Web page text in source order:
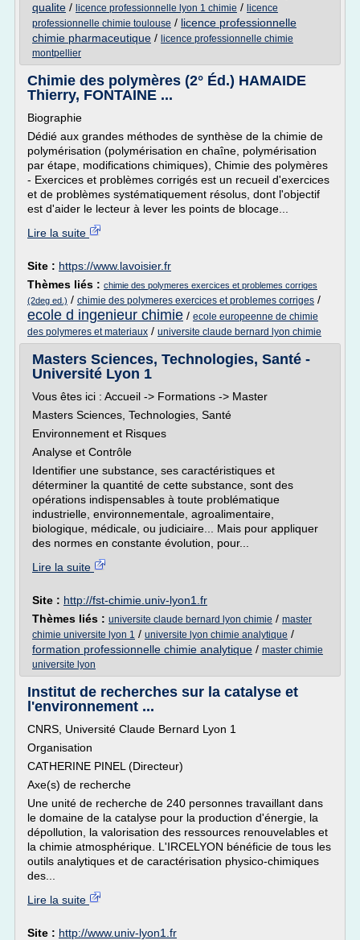
qualite / licence professionnelle lyon 1 chimie / licence
professionnelle chimie toulouse / licence professionnelle
chimie pharmaceutique / licence professionnelle chimie
montpellier
Chimie des polymères (2° Éd.) HAMAIDE
Thierry, FONTAINE ...
Biographie
Dédié aux grandes méthodes de synthèse de la chimie de
polymérisation (polymérisation en chaîne, polymérisation
par étape, modifications chimiques), Chimie des polymères
- Exercices et problèmes corrigés est un recueil d'exercices
et de problèmes systématiquement résolus, dont l'objectif
est d'aider le lecteur à lever les points de blocage...
Lire la suite
Site : https://www.lavoisier.fr
Thèmes liés : chimie des polymeres exercices et problemes corriges
(2deg ed.) / chimie des polymeres exercices et problemes corriges /
ecole d ingenieur chimie / ecole europeenne de chimie
des polymeres et materiaux / universite claude bernard lyon chimie
Masters Sciences, Technologies, Santé -
Université Lyon 1
Vous êtes ici : Accueil -> Formations -> Master
Masters Sciences, Technologies, Santé
Environnement et Risques
Analyse et Contrôle
Identifier une substance, ses caractéristiques et
déterminer la quantité de cette substance, sont des
opérations indispensables à toute problématique
industrielle, environnementale, agroalimentaire,
biologique, médicale, ou judiciaire... Mais pour appliquer
des normes en constante évolution, pour...
Lire la suite
Site : http://fst-chimie.univ-lyon1.fr
Thèmes liés : universite claude bernard lyon chimie / master
chimie universite lyon 1 / universite lyon chimie analytique /
formation professionnelle chimie analytique / master chimie
universite lyon
Institut de recherches sur la catalyse et
l'environnement ...
CNRS, Université Claude Bernard Lyon 1
Organisation
CATHERINE PINEL (Directeur)
Axe(s) de recherche
Une unité de recherche de 240 personnes travaillant dans
le domaine de la catalyse pour la production d'énergie, la
dépollution, la valorisation des ressources renouvelables et
la chimie atmosphérique. L'IRCELYON bénéficie de tous les
outils analytiques et de caractérisation physico-chimiques
des...
Lire la suite
Site : http://www.univ-lyon1.fr